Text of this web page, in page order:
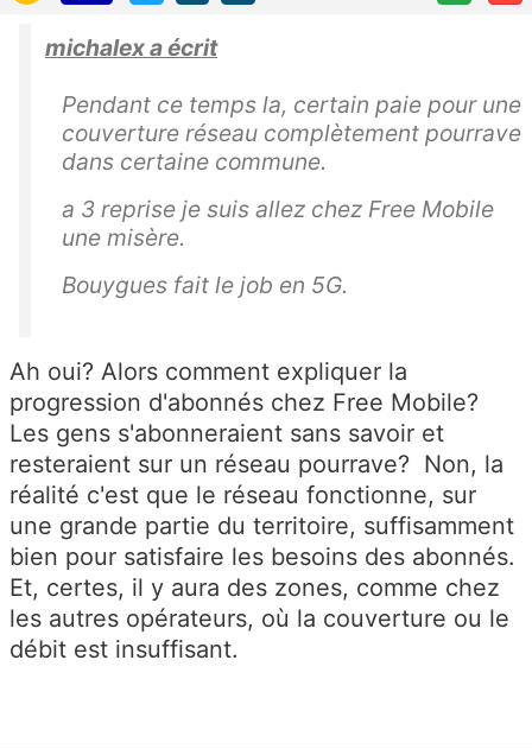
michalex a écrit
Pendant ce temps la, certain paie pour une
couverture réseau complètement pourrave
dans certaine commune.
a 3 reprise je suis allez chez Free Mobile
une misère.
Bouygues fait le job en 5G.
Ah oui? Alors comment expliquer la
progression d'abonnés chez Free Mobile?
Les gens s'abonneraient sans savoir et
resteraient sur un réseau pourrave? Non, la
réalité c'est que le réseau fonctionne, sur
une grande partie du territoire, suffisamment
bien pour satisfaire les besoins des abonnés.
Et, certes, il y aura des zones, comme chez
les autres opérateurs, où la couverture ou le
débit est insuffisant.